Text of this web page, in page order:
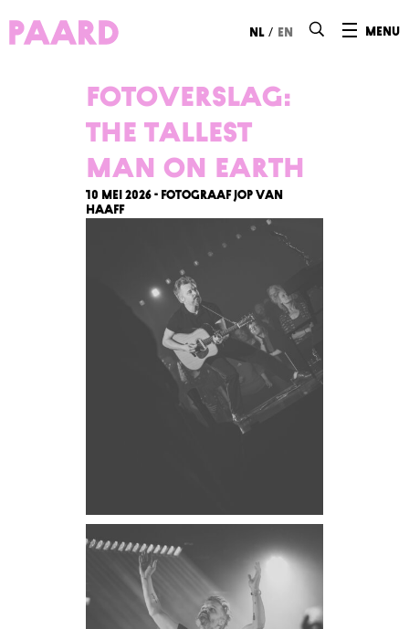
menu
nl / en
Fotoverslag:
The Tallest
Man on Earth
10 mei 2026 - Fotograaf Jop van
Haaff